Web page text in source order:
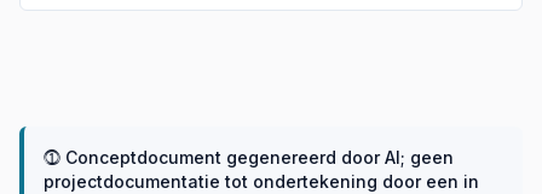
⓵ Conceptdocument gegenereerd door AI; geen
projectdocumentatie tot ondertekening door een in